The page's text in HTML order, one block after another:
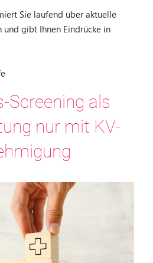
Sie laufend über aktuelle
und gibt Ihnen Eindrücke in
Screening als
nur mit KV-